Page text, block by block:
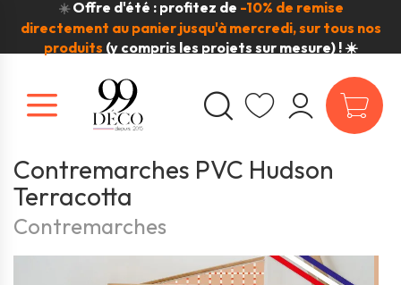
☀️ Offre d'été : profitez de -10% de remise
directement au panier jusqu'à mercredi, sur tous nos
produits (y compris les projets sur mesure) ! ☀️
Contremarches PVC Hudson
Terracotta
Contremarches